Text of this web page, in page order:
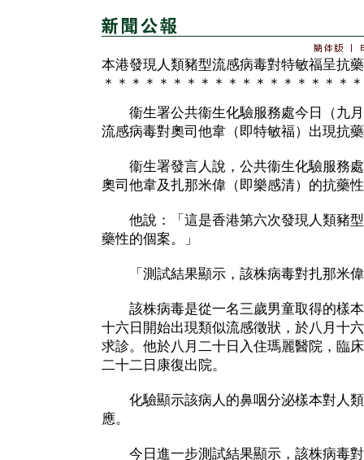
本港發現人類豬型流感病毒對特敏福呈抗
＊＊＊＊＊＊＊＊＊＊＊＊＊＊＊＊＊＊
衞生署公共衞生化驗服務處今日（九月
流感病毒對奧司他韋（即特敏福）出現抗
衞生署發言人說，公共衞生化驗服務處
奧司他韋及扎那米偉（即樂感清）的抗藥
他說：「這是香港第六次發現人類豬型
藥性的個案。」
「測試結果顯示，該株病毒對扎那米偉
該株病毒是從一名三歲男童取得的樣本
十六日開始出現類似流感徵狀，於八月十
求診。他於八月二十日入住瑪麗醫院，臨
二十二日康復出院。
化驗顯示該病人的鼻咽分泌樣本對人類
應。
今日進一步測試結果顯示，該株病毒對